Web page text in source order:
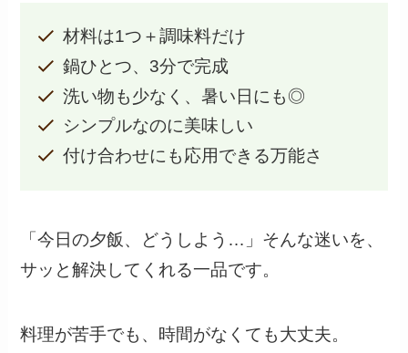
材料は1つ＋調味料だけ
鍋ひとつ、3分で完成
洗い物も少なく、暑い日にも◎
シンプルなのに美味しい
付け合わせにも応用できる万能さ
「今日の夕飯、どうしよう…」そんな迷いを、
サッと解決してくれる一品です。
料理が苦手でも、時間がなくても大丈夫。